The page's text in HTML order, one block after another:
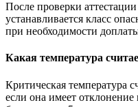
После проверки
устанавливается класс
при необходимости
Какая температура
Критическая температура
если она имеет